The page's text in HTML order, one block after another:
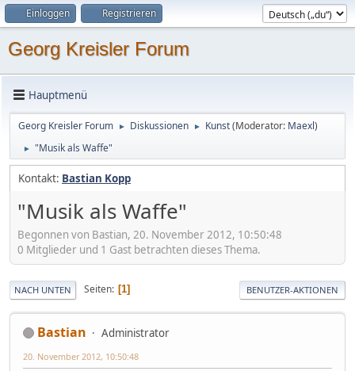
Einloggen Registrieren
Georg Kreisler Forum
Hauptmenü
Georg Kreisler Forum ► Diskussionen ► Kunst(Moderator: Maexl)
► "Musik als Waffe"
Kontakt: Bastian Kopp
"Musik als Waffe"
Begonnen von Bastian, 20. November 2012, 10:50:48
0 Mitglieder und 1 Gast betrachten dieses Thema.
NACH UNTEN Seiten 1 BENUTZER-AKTIONEN
Bastian Administrator
20. November 2012, 10:50:48